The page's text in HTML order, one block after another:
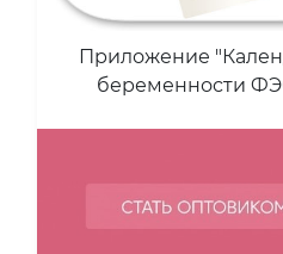
Приложение
беременности